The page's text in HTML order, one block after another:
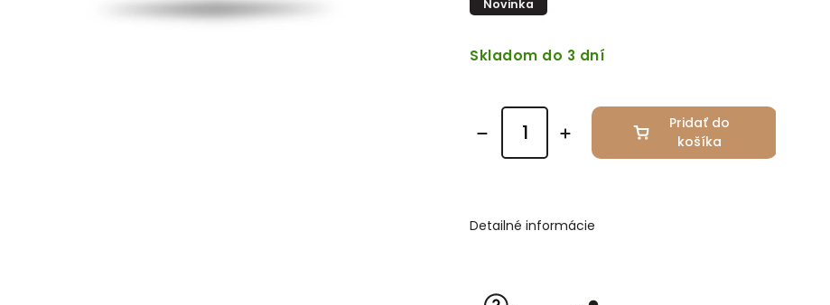
Novinka
Skladom do 3 dní
Pridať do
košíka
Detailné informácie